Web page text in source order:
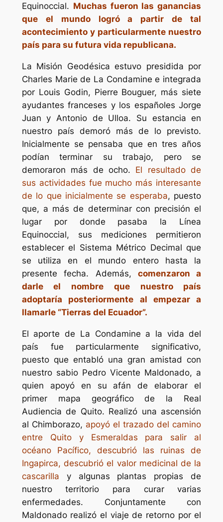
Equinoccial. Muchas fueron las ganancias
que el mundo logró a partir de tal
acontecimiento y particularmente nuestro
país para su futura vida republicana.
La Misión Geodésica estuvo presidida por
Charles Marie de La Condamine e integrada
por Louis Godin, Pierre Bouguer, más siete
ayudantes franceses y los españoles Jorge
Juan y Antonio de Ulloa. Su estancia en
nuestro país demoró más de lo previsto.
Inicialmente se pensaba que en tres años
podían terminar su trabajo, pero se
demoraron más de ocho. El resultado de
sus actividades fue mucho más interesante
de lo que inicialmente se esperaba, puesto
que, a más de determinar con precisión el
lugar por donde pasaba la Línea
Equinoccial, sus mediciones permitieron
establecer el Sistema Métrico Decimal que
se utiliza en el mundo entero hasta la
presente fecha. Además, comenzaron a
darle el nombre que nuestro país
adoptaría posteriormente al empezar a
llamarle “Tierras del Ecuador”.
El aporte de La Condamine a la vida del
país fue particularmente significativo,
puesto que entabló una gran amistad con
nuestro sabio Pedro Vicente Maldonado, a
quien apoyó en su afán de elaborar el
primer mapa geográfico de la Real
Audiencia de Quito. Realizó una ascensión
al Chimborazo, apoyó el trazado del camino
entre Quito y Esmeraldas para salir al
océano Pacífico, descubrió las ruinas de
Ingapirca, descubrió el valor medicinal de la
cascarilla y algunas plantas propias de
nuestro territorio para curar varias
enfermedades. Conjuntamente con
Maldonado realizó el viaje de retorno por el